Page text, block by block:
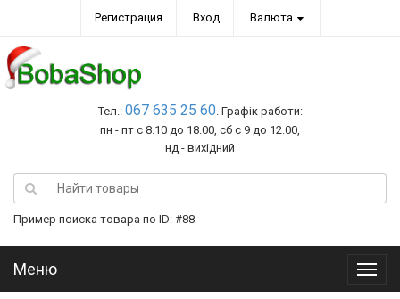
Регистрация Вход Валюта
Тел.: 067 635 25 60. Графік работи:
пн - пт с 8.10 до 18.00, сб с 9 до 12.00,
нд - вихідний
Пример поиска товара по ID: #88
Меню
Меню